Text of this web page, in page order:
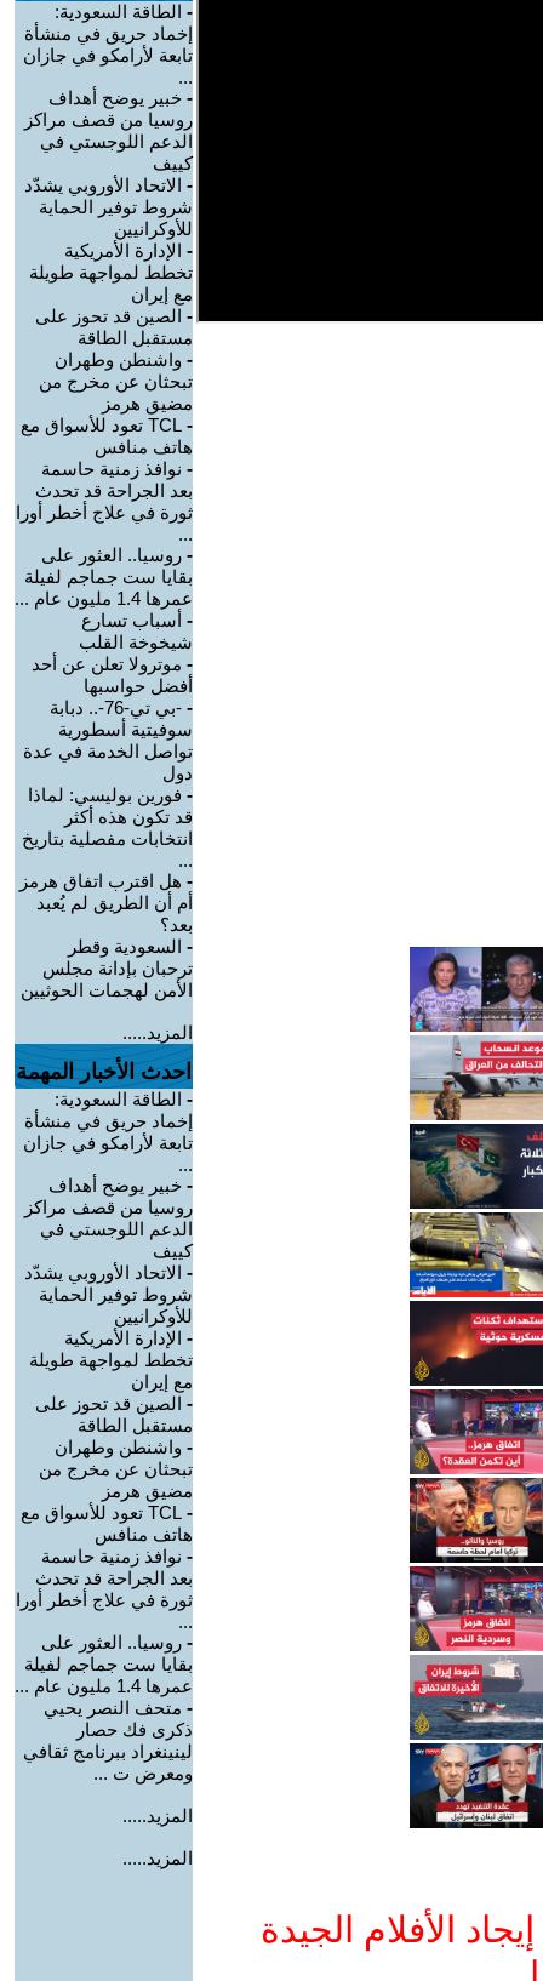
الأفلام الجيدة
- الطاقة السعودية:
إخماد حريق في منشأة
تابعة لأرامكو في جازان
...
- خبير يوضح أهداف
روسيا من قصف مراكز
الدعم اللوجستي في
كييف
- الاتحاد الأوروبي يشدّد
شروط توفير الحماية
للأوكرانيين
- الإدارة الأمريكية
تخطط لمواجهة طويلة
مع إيران
- الصين قد تحوز على
مستقبل الطاقة
- واشنطن وطهران
تبحثان عن مخرج من
مضيق هرمز
-
TCL تعود للأسواق مع
هاتف منافس
- نوافذ زمنية حاسمة
بعد الجراحة قد تحدث
ثورة في علاج أخطر أورا
...
- روسيا.. العثور على
بقايا ست جماجم لفيلة
عمرها 1.4 مليون عام ...
- أسباب تسارع
شيخوخة القلب
- موترولا تعلن عن أحد
أفضل حواسبها
-
-بي تي-76-.. دبابة
سوفيتية أسطورية
تواصل الخدمة في عدة
دول
- فورين بوليسي: لماذا
قد تكون هذه أكثر
انتخابات مفصلية بتاريخ
...
- هل اقترب اتفاق هرمز
أم أن الطريق لم يُعبد
بعد؟
- السعودية وقطر
ترحبان بإدانة مجلس
الأمن لهجمات الحوثيين
المزيد.....
احدث الأخبار المهمة
- الطاقة السعودية:
إخماد حريق في منشأة
تابعة لأرامكو في جازان
...
- خبير يوضح أهداف
روسيا من قصف مراكز
الدعم اللوجستي في
كييف
- الاتحاد الأوروبي يشدّد
شروط توفير الحماية
للأوكرانيين
- الإدارة الأمريكية
تخطط لمواجهة طويلة
مع إيران
- الصين قد تحوز على
مستقبل الطاقة
- واشنطن وطهران
تبحثان عن مخرج من
مضيق هرمز
-
TCL تعود للأسواق مع
هاتف منافس
- نوافذ زمنية حاسمة
بعد الجراحة قد تحدث
ثورة في علاج أخطر أورا
...
- روسيا.. العثور على
بقايا ست جماجم لفيلة
عمرها 1.4 مليون عام ...
- متحف النصر يحيي
ذكرى فك حصار
لينينغراد ببرنامج ثقافي
ومعرض ت ...
المزيد.....
المزيد.....